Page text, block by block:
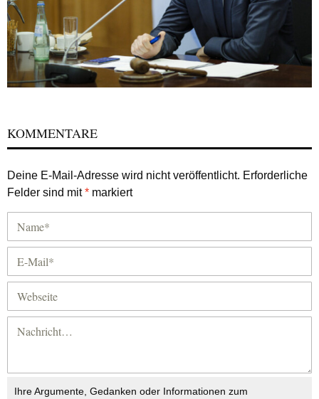
KOMMENTARE
Deine E-Mail-Adresse wird nicht veröffentlicht. Erforderliche
Felder sind mit* markiert
Ihre Argumente, Gedanken oder Informationen zum